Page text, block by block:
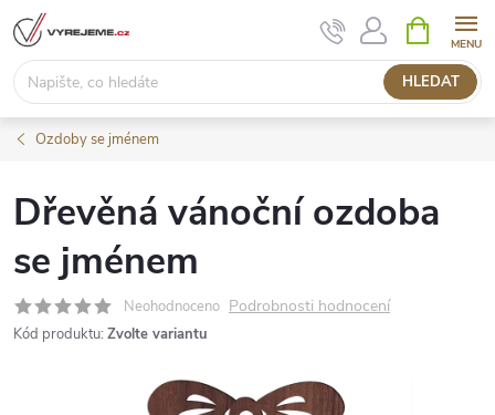
Přejít
na
obsah
HLEDAT
NÁKUPNÍ
KOŠÍK
Ozdoby se jménem
Dřevěná vánoční ozdoba
se jménem
Neohodnoceno Podrobnosti hodnocení
Kód produktu: Zvolte variantu